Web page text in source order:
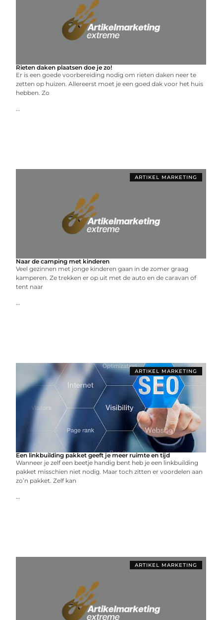
Rieten daken plaatsen doe je zo!
Er is een goede voorbereiding nodig om rieten daken neer te
zetten op huizen. Allereerst moet je een goed dak voor het huis
hebben. Zo
...
ARTIKEL MARKETING
Naar de camping met kinderen
Veel gezinnen met jonge kinderen gaan in de zomer graag
kamperen. Ze trekken er op uit met de auto en de caravan of
tent naar
...
ARTIKEL MARKETING
Een linkbuilding pakket geeft je meer ruimte en tijd
Wanneer je zelf een beetje handig bent heb je een linkbuilding
pakket misschien niet nodig. Maar toch zitten er voordelen aan
zo’n pakket. Zelf kan
...
ARTIKEL MARKETING